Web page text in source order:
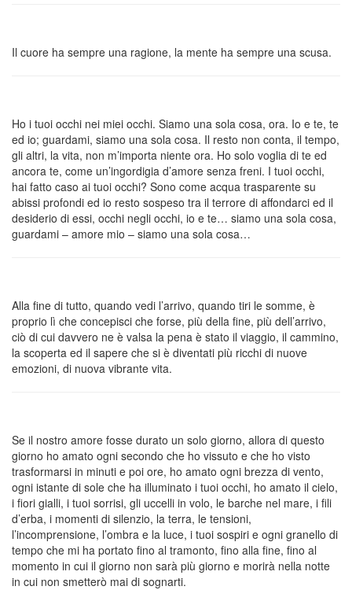
Il cuore ha sempre una ragione, la mente ha sempre una scusa.
Ho i tuoi occhi nei miei occhi. Siamo una sola cosa, ora. Io e te, te
ed io; guardami, siamo una sola cosa. Il resto non conta, il tempo,
gli altri, la vita, non m’importa niente ora. Ho solo voglia di te ed
ancora te, come un’ingordigia d’amore senza freni. I tuoi occhi,
hai fatto caso ai tuoi occhi? Sono come acqua trasparente su
abissi profondi ed io resto sospeso tra il terrore di affondarci ed il
desiderio di essi, occhi negli occhi, io e te… siamo una sola cosa,
guardami – amore mio – siamo una sola cosa…
Alla fine di tutto, quando vedi l’arrivo, quando tiri le somme, è
proprio lì che concepisci che forse, più della fine, più dell’arrivo,
ciò di cui davvero ne è valsa la pena è stato il viaggio, il cammino,
la scoperta ed il sapere che si è diventati più ricchi di nuove
emozioni, di nuova vibrante vita.
Se il nostro amore fosse durato un solo giorno, allora di questo
giorno ho amato ogni secondo che ho vissuto e che ho visto
trasformarsi in minuti e poi ore, ho amato ogni brezza di vento,
ogni istante di sole che ha illuminato i tuoi occhi, ho amato il cielo,
i fiori gialli, i tuoi sorrisi, gli uccelli in volo, le barche nel mare, i fili
d’erba, i momenti di silenzio, la terra, le tensioni,
l’incomprensione, l’ombra e la luce, i tuoi sospiri e ogni granello di
tempo che mi ha portato fino al tramonto, fino alla fine, fino al
momento in cui il giorno non sarà più giorno e morirà nella notte
in cui non smetterò mai di sognarti.